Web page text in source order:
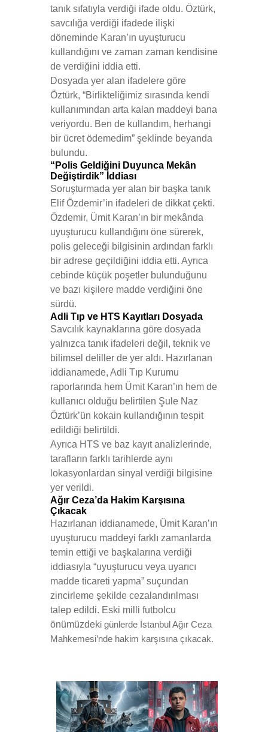
tanık sıfatıyla verdiği ifade oldu. Öztürk,
savcılığa verdiği ifadede ilişki
döneminde Karan’ın uyuşturucu
kullandığını ve zaman zaman kendisine
de verdiğini iddia etti.
Dosyada yer alan ifadelere göre
Öztürk, “Birlikteliğimiz sırasında kendi
kullanımından arta kalan maddeyi bana
veriyordu. Ben de kullandım, herhangi
bir ücret ödemedim” şeklinde beyanda
bulundu.
“Polis Geldiğini Duyunca Mekân
Değiştirdik” İddiası
Soruşturmada yer alan bir başka tanık
Elif Özdemir’in ifadeleri de dikkat çekti.
Özdemir, Ümit Karan’ın bir mekânda
uyuşturucu kullandığını öne sürerek,
polis geleceği bilgisinin ardından farklı
bir adrese geçildiğini iddia etti. Ayrıca
cebinde küçük poşetler bulunduğunu
ve bazı kişilere madde verdiğini öne
sürdü.
Adli Tıp ve HTS Kayıtları Dosyada
Savcılık kaynaklarına göre dosyada
yalnızca tanık ifadeleri değil, teknik ve
bilimsel deliller de yer aldı. Hazırlanan
iddianamede, Adli Tıp Kurumu
raporlarında hem Ümit Karan’ın hem de
kullanıcı olduğu belirtilen Şule Naz
Öztürk’ün kokain kullandığının tespit
edildiği belirtildi.
Ayrıca HTS ve baz kayıt analizlerinde,
tarafların farklı tarihlerde aynı
lokasyonlardan sinyal verdiği bilgisine
yer verildi.
Ağır Ceza’da Hakim Karşısına
Çıkacak
Hazırlanan iddianamede, Ümit Karan’ın
uyuşturucu maddeyi farklı zamanlarda
temin ettiği ve başkalarına verdiği
iddiasıyla “uyuşturucu veya uyarıcı
madde ticareti yapma” suçundan
zincirleme şekilde cezalandırılması
talep edildi. Eski milli futbolcu
önümüzdeki günlerde İstanbul Ağır Ceza
Mahkemesi’nde hakim karşısına çıkacak.